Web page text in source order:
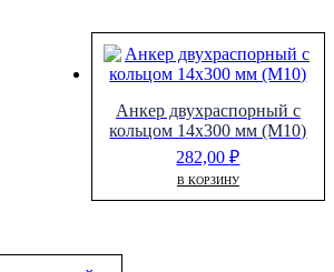
Анкер двухраспорный с
кольцом 14х300 мм (М10)
282,00₽
В КОРЗИНУ